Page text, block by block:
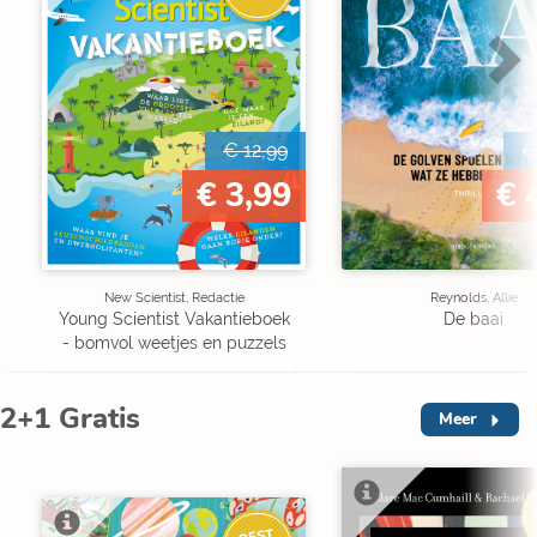
€ 12,99
€ 3,99
New Scientist, Redactie
Young Scientist Vakantieboek
- bomvol weetjes en puzzels
€
€
Reynolds, Allie
De baai
2+1 Gratis Meer